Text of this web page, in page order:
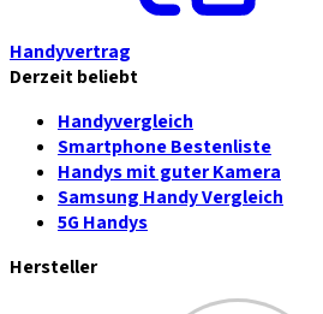
Handyvertrag
Derzeit beliebt
Handyvergleich
Smartphone Bestenliste
Handys mit guter Kamera
Samsung Handy Vergleich
5G Handys
Hersteller